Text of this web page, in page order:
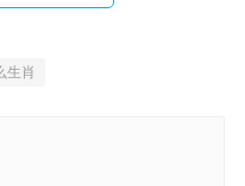
生肖